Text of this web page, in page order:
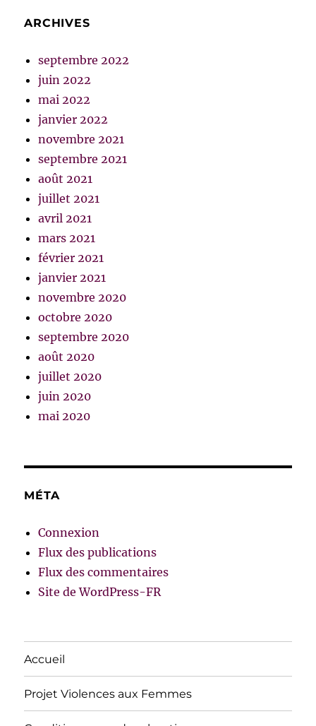
ARCHIVES
septembre 2022
juin 2022
mai 2022
janvier 2022
novembre 2021
septembre 2021
août 2021
juillet 2021
avril 2021
mars 2021
février 2021
janvier 2021
novembre 2020
octobre 2020
septembre 2020
août 2020
juillet 2020
juin 2020
mai 2020
MÉTA
Connexion
Flux des publications
Flux des commentaires
Site de WordPress-FR
Accueil
Projet Violences aux Femmes